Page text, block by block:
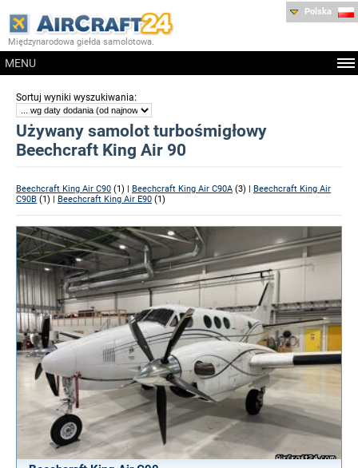
Międzynarodowa giełda samolotowa.
MENU
Polska
Sortuj wyniki wyszukiwania:
Używany samolot turbośmigłowy
Beechcraft King Air 90
Beechcraft King Air C90 (1) | Beechcraft King Air C90A (3) | Beechcraft King Air
C90B (1) | Beechcraft King Air E90 (1)